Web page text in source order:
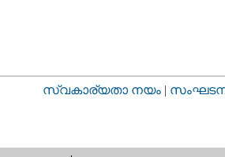
സ്വകാര്യതാ നയം |